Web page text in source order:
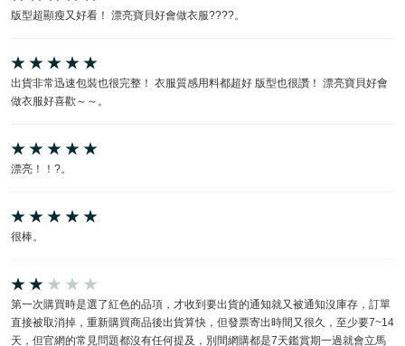
版型超顯瘦又好看！ 漂亮寶貝好會做衣服????。
出貨非常迅速包裝也很完整！ 衣服質感用料都超好 版型也很讚！ 漂亮寶貝好會
做衣服好喜歡～～。
漂亮！！?。
很棒。
第一次購買時是選了紅色的品項，才收到要出貨的通知就又被通知沒庫存，訂單
直接被取消掉，重新購買商品後出貨算快，但發票寄出時間又很久，至少要7~14
天，但官網的常見問題都沒有任何提及，別間網購都是7天鑑賞期一過就會立馬